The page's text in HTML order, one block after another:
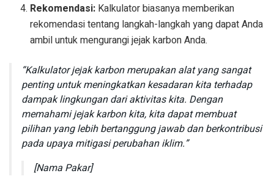
Rekomendasi: Kalkulator biasanya memberikan
rekomendasi tentang langkah-langkah yang dapat Anda
ambil untuk mengurangi jejak karbon Anda.
“Kalkulator jejak karbon merupakan alat yang sangat
penting untuk meningkatkan kesadaran kita terhadap
dampak lingkungan dari aktivitas kita. Dengan
memahami jejak karbon kita, kita dapat membuat
pilihan yang lebih bertanggung jawab dan berkontribusi
pada upaya mitigasi perubahan iklim.”
[Nama Pakar]